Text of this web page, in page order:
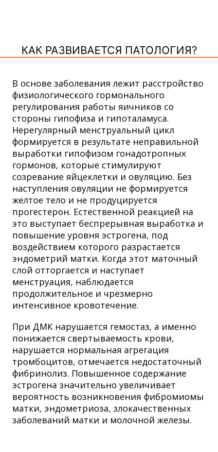
КАК РАЗВИВАЕТСЯ ПАТОЛОГИЯ?
В основе заболевания лежит расстройство
физиологического гормонального
регулирования работы яичников со
стороны гипофиза и гипоталамуса.
Нерегулярный менструальный цикл
формируется в результате неправильной
выработки гипофизом гонадотропных
гормонов, которые стимулируют
созревание яйцеклетки и овуляцию. Без
наступления овуляции не формируется
желтое тело и не продуцируется
прогестерон. Естественной реакцией на
это выступает беспрерывная выработка и
повышение уровня эстрогена, под
воздействием которого разрастается
эндометрий матки. Когда этот маточный
слой отторгается и наступает
менструация, наблюдается
продолжительное и чрезмерно
интенсивное кровотечение.
При ДМК нарушается гемостаз, а именно
понижается свертываемость крови,
нарушается нормальная агрегация
тромбоцитов, отмечается недостаточный
фибринолиз. Повышенное содержание
эстрогена значительно увеличивает
вероятность возникновения фибромиомы
матки, эндометриоза, злокачественных
заболеваний матки и молочной железы.